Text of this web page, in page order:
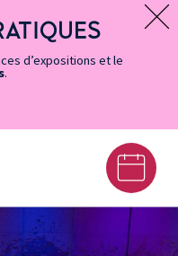
d’expositions et le
.